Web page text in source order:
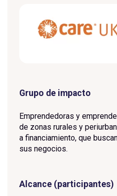
Grupo de impacto
Emprendedoras y
de zonas rurales y
a financiamiento, que
sus negocios.
Alcance (participantes)